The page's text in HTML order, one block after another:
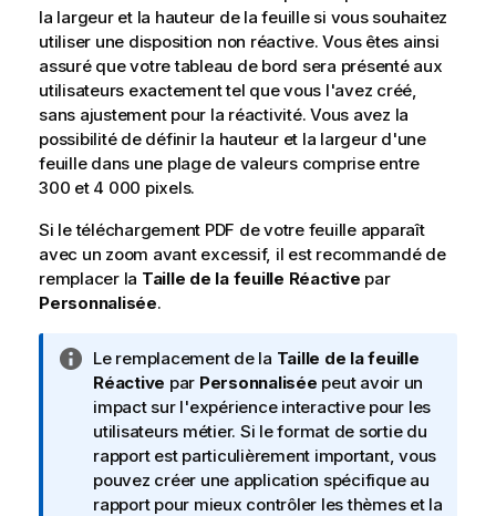
la largeur et la hauteur de la feuille si vous souhaitez
utiliser une disposition non réactive. Vous êtes ainsi
assuré que votre tableau de bord sera présenté aux
utilisateurs exactement tel que vous l'avez créé,
sans ajustement pour la réactivité. Vous avez la
possibilité de définir la hauteur et la largeur d'une
feuille dans une plage de valeurs comprise entre
300 et 4 000 pixels.
Si le téléchargement PDF de votre feuille apparaît
avec un zoom avant excessif, il est recommandé de
remplacer la Taille de la feuille Réactive par
Personnalisée.
N
o
t
e
I
n
f
Le remplacement de la Taille de la feuille
Réactive par Personnalisée peut avoir un
impact sur l'expérience interactive pour les
utilisateurs métier. Si le format de sortie du
rapport est particulièrement important, vous
pouvez créer une application spécifique au
rapport pour mieux contrôler les thèmes et la